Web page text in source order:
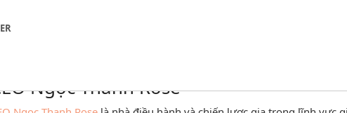
Ngọc Thanh Rose